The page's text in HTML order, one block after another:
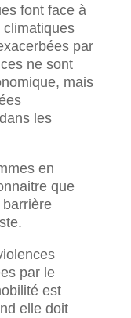
font face à
par
ne sont
mais
les
en
que
par le
est
elle doit